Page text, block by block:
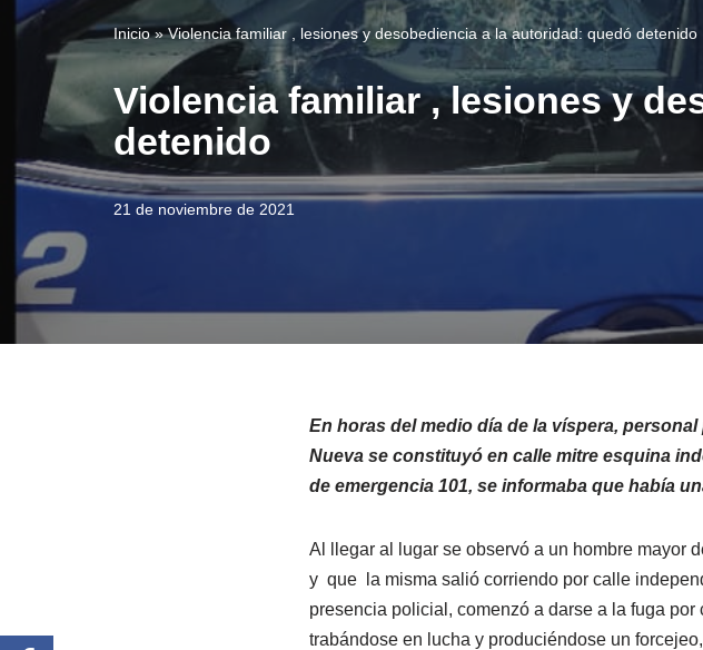
Inicio»Violencia familiar , lesiones y desobediencia a la autoridad: quedó detenido
Violencia familiar , lesiones y
detenido
21 de noviembre de 2021
En horas del medio día de la víspera,
Nueva se constituyó en calle mitre esquina
de emergencia 101, se informaba que había
Al llegar al lugar se observó a un hombre mayor
y que la misma salió corriendo por calle
presencia policial, comenzó a darse a la fuga
trabándose en lucha y produciéndose un